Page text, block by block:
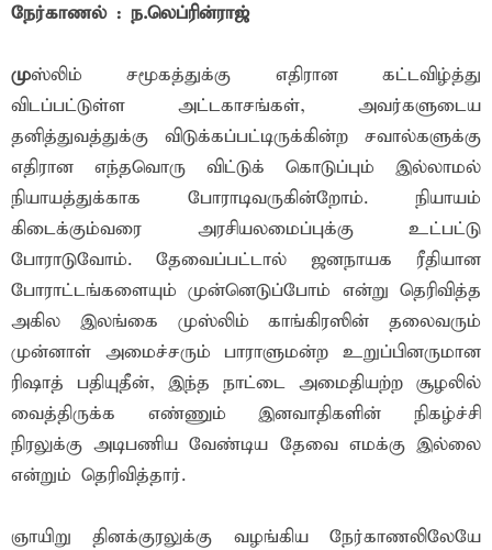
நேர்காணல் : ந.லெப்ரின்ராஜ்
முஸ்லிம் சமூகத்துக்கு எதிரான கட்டவிழ்த்து
விடப்பட்டுள்ள அட்டகாசங்கள், அவர்களுடைய
தனித்துவத்துக்கு விடுக்கப்பட்டிருக்கின்ற சவால்களுக்கு
எதிரான எந்தவொரு விட்டுக் கொடுப்பும் இல்லாமல்
நியாயத்துக்காக போராடிவருகின்றோம். நியாயம்
கிடைக்கும்வரை அரசியலமைப்புக்கு உட்பட்டு
போராடுவோம். தேவைப்பட்டால் ஜனநாயக ரீதியான
போராட்டங்களையும் முன்னெடுப்போம் என்று தெரிவித்த
அகில இலங்கை முஸ்லிம் காங்கிரஸின் தலைவரும்
முன்னாள் அமைச்சரும் பாராளுமன்ற உறுப்பினருமான
ரிஷாத் பதியுதீன், இந்த நாட்டை அமைதியற்ற சூழலில்
வைத்திருக்க எண்ணும் இனவாதிகளின் நிகழ்ச்சி
நிரலுக்கு அடிபணிய வேண்டிய தேவை எமக்கு இல்லை
என்றும் தெரிவித்தார்.
ஞாயிறு தினக்குரலுக்கு வழங்கிய நேர்காணலிலேயே